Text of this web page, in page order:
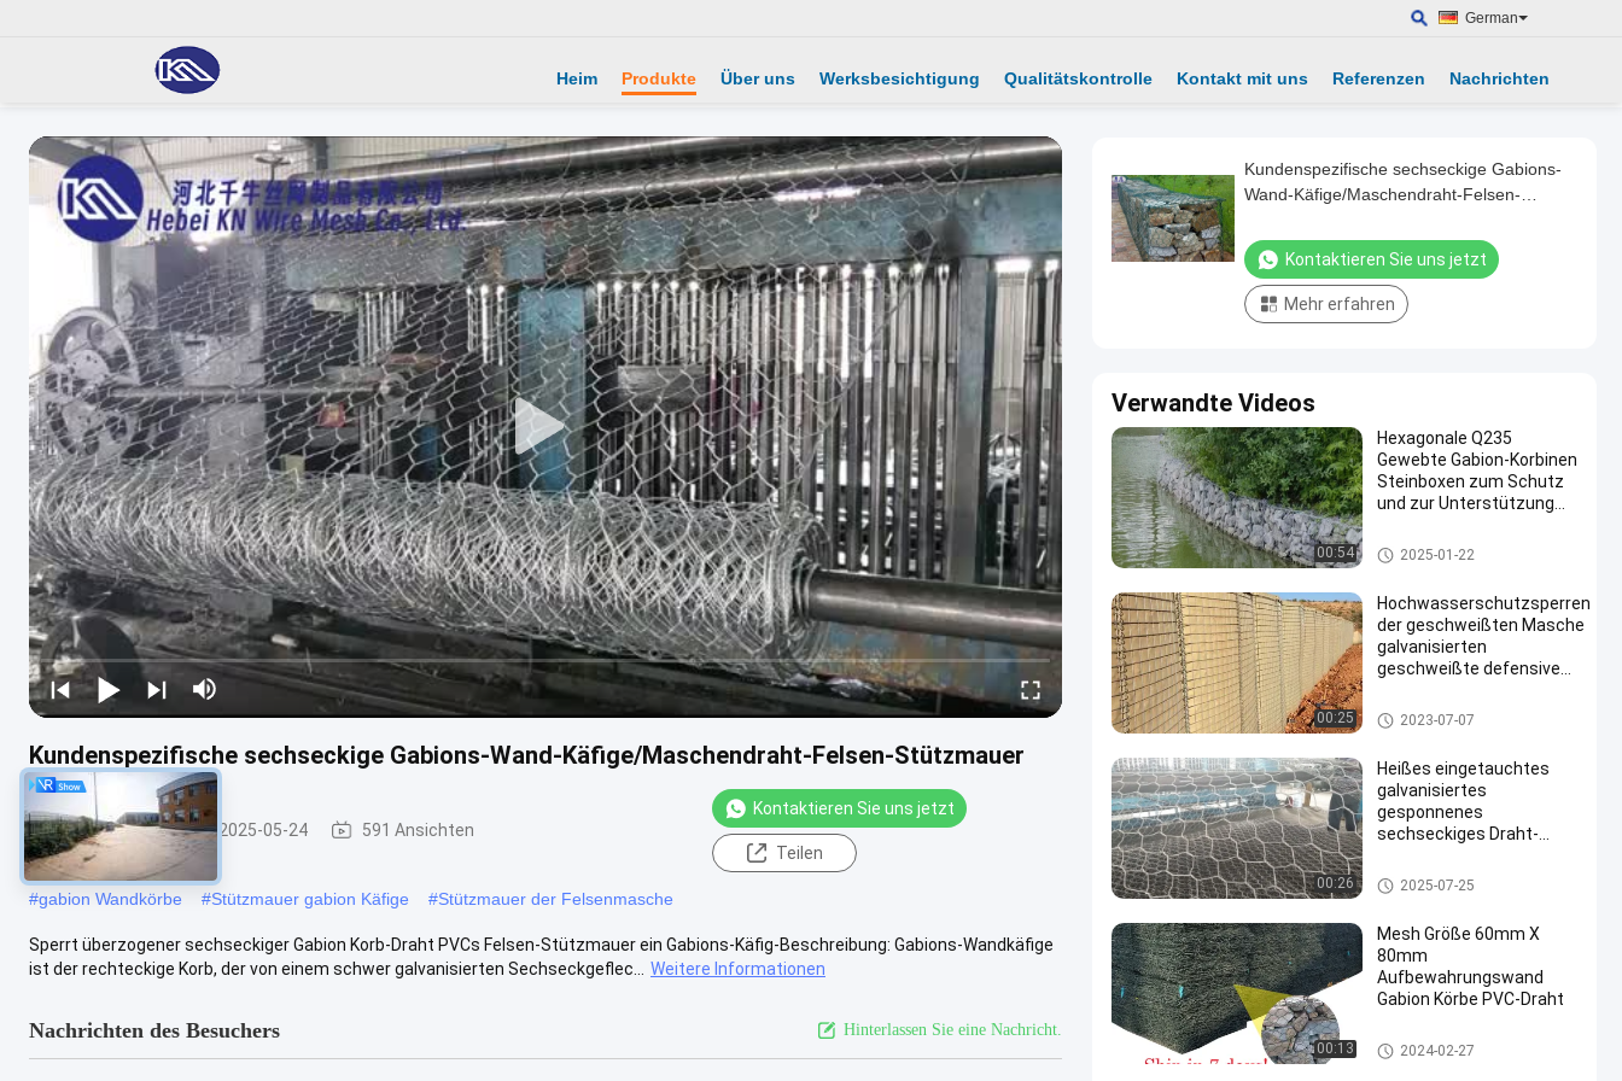
German
Heim Produkte Über uns Werksbesichtigung Qualitätskontrolle Kontakt mit uns Referenzen Nachrichten
Kundenspezifische sechseckige Gabions-Wand-Käfige/Maschendraht-Felsen-Stützmauer
Gabionenkiste 2025-05-24 591 Ansichten
Kontaktieren Sie uns jetzt
Teilen
#gabion Wandkörbe #Stützmauer gabion Käfige #Stützmauer der Felsenmasche
Sperrt überzogener sechseckiger Gabion Korb-Draht PVCs Felsen-Stützmauer ein Gabions-Käfig-Beschreibung: Gabions-Wandkäfige
ist der rechteckige Korb, der von einem schwer galvanisierten Sechseckgeflec...
Weitere Informationen
Nachrichten des Besuchers Hinterlassen Sie eine Nachricht.
Kundenspezifische sechseckige Gabions-
Wand-Käfige/Maschendraht-Felsen-
Kontaktieren Sie uns jetzt
Mehr erfahren
Verwandte Videos
00:54
Hexagonale Q235
Gewebte Gabion-Korbinen
Steinboxen zum Schutz
und zur Unterstützung
Gabionenkiste
2025-01-22
00:25
Hochwasserschutzsperren
der geschweißten Masche
galvanisierten
geschweißte defensive
Maschendrahts
Defensive Sperre
2023-07-07
00:26
Heißes eingetauchtes
galvanisiertes
gesponnenes
sechseckiges Draht-
Maschendraht Gabions-
Korb-2.0-4.0mm
Gabionenkiste
2025-07-25
00:13
Mesh Größe 60mm X
80mm
Aufbewahrungswand
Gabion Körbe PVC-Draht
Gabionenkiste
2024-02-27